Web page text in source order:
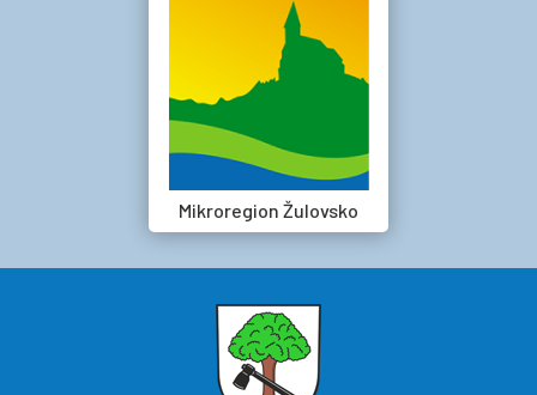
Mikroregion Žulovsko